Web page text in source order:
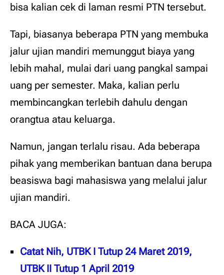
bisa kalian cek di laman resmi PTN tersebut.
Tapi, biasanya beberapa PTN yang membuka
jalur ujian mandiri memunggut biaya yang
lebih mahal, mulai dari uang pangkal sampai
uang per semester. Maka, kalian perlu
membincangkan terlebih dahulu dengan
orangtua atau keluarga.
Namun, jangan terlalu risau. Ada beberapa
pihak yang memberikan bantuan dana berupa
beasiswa bagi mahasiswa yang melalui jalur
ujian mandiri.
BACA JUGA:
Catat Nih, UTBK I Tutup 24 Maret 2019,
UTBK II Tutup 1 April 2019